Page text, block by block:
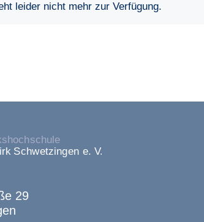
leider nicht mehr zur Verfügung.
29